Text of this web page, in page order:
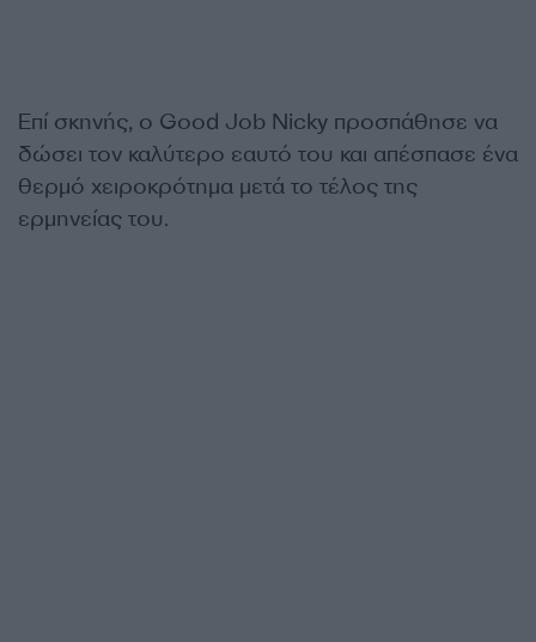
Επί σκηνής, ο Good Job Nicky προσπάθησε να
δώσει τον καλύτερο εαυτό του και απέσπασε ένα
θερμό χειροκρότημα μετά το τέλος της
ερμηνείας του.